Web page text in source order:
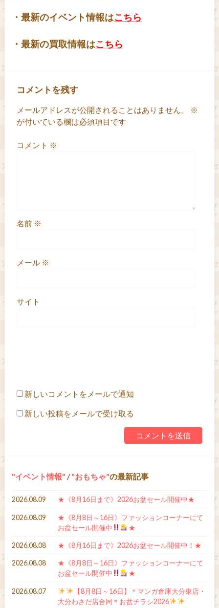
・最新のイベント情報はこちら
・最新の買取情報はこちら
コメントを残す
メールアドレスが公開されることはありません。
※
が付いている欄は必須項目です
コメント ※
名前 ※
メール ※
サイト
新しいコメントをメールで通知
新しい投稿をメールで受け取る
イベント情報 / おもちゃ の最新記事
2026.08.09 ★《8月16日まで》2026お盆セール開催中★
2026.08.09
★《8月8日～16日》ファッションコーナーにて
お盆セール開催中
★
2026.08.08 ★《8月16日まで》2026お盆セール開催中！★
2026.08.08
★《8月8日～16日》ファッションコーナーにて
お盆セール開催中
★
2026.08.07
【8月8日～16日】＊マンガ倉庫大分東店・
大分わさだ店合同＊お盆チラシ2026